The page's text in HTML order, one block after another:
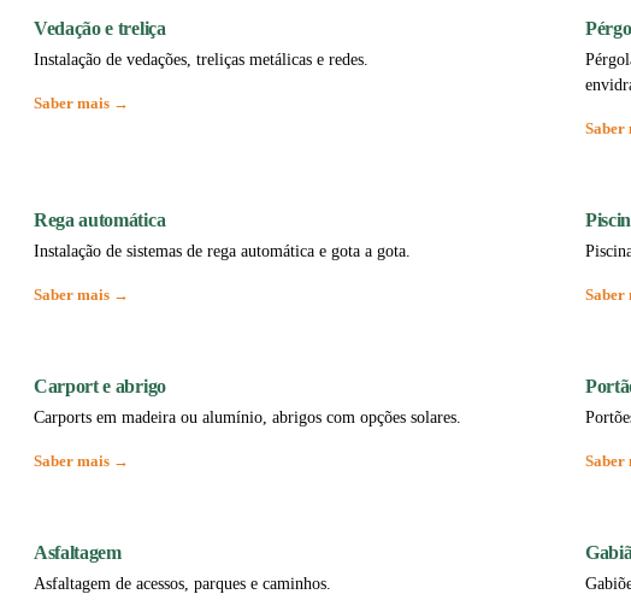
Vedação e treliça
Instalação de vedações, treliças metálicas e redes.
Saber mais →
Saber
Rega automática
Instalação de sistemas de rega automática e gota a gota.
Saber mais → Saber
Carport e abrigo
Carports em madeira ou alumínio, abrigos com opções solares.
Saber mais → Saber
Asfaltagem
Asfaltagem de acessos, parques e caminhos.